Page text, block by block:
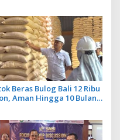
Beras Bulog Bali 12 Ribu
Aman Hingga 10 Bulan